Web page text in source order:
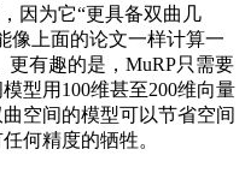
因为它“更具备双曲几
像上面的论文一样计算一
更有趣的是，MuRP只需要
型用100维甚至200维向量
空间的模型可以节省空间
何精度的牺牲。